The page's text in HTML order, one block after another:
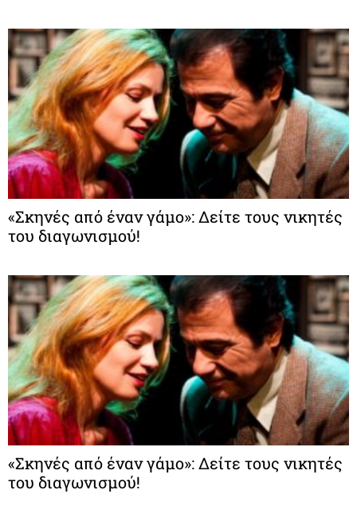
«Σκηνές από έναν γάμο»: Δείτε τους νικητές
του διαγωνισμού!
«Σκηνές από έναν γάμο»: Δείτε τους νικητές
του διαγωνισμού!